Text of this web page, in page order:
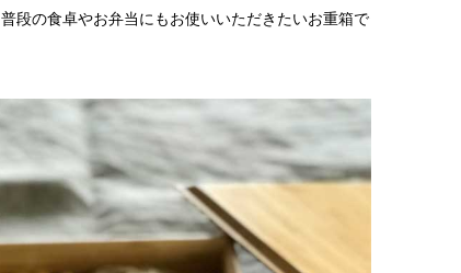
段の食卓やお弁当にもお使いいただきたいお重箱で